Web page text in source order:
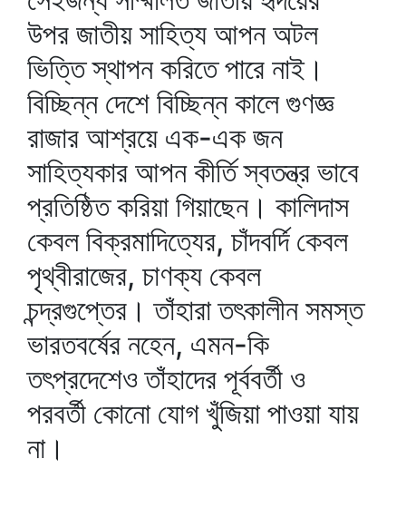
উপর জাতীয় সাহিত্য আপন অটল
ভিত্তি স্থাপন করিতে পারে নাই।
বিচ্ছিন্ন দেশে বিচ্ছিন্ন কালে গুণজ্ঞ
রাজার আশ্রয়ে এক-এক জন
সাহিত্যকার আপন কীর্তি স্বতন্ত্র ভাবে
প্রতিষ্ঠিত করিয়া গিয়াছেন। কালিদাস
কেবল বিক্রমাদিত্যের, চাঁদবর্দি কেবল
পৃথ্বীরাজের, চাণক্য কেবল
চন্দ্রগুপ্তের। তাঁহারা তৎকালীন সমস্ত
ভারতবর্ষের নহেন, এমন-কি
তৎপ্রদেশেও তাঁহাদের পূর্ববর্তী ও
পরবর্তী কোনো যোগ খুঁজিয়া পাওয়া যায়
না।